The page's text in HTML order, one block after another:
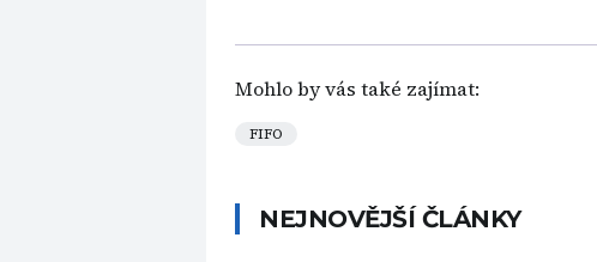
Mohlo by vás také zajímat:
FIFO
NEJNOVĚJŠÍ ČLÁNKY